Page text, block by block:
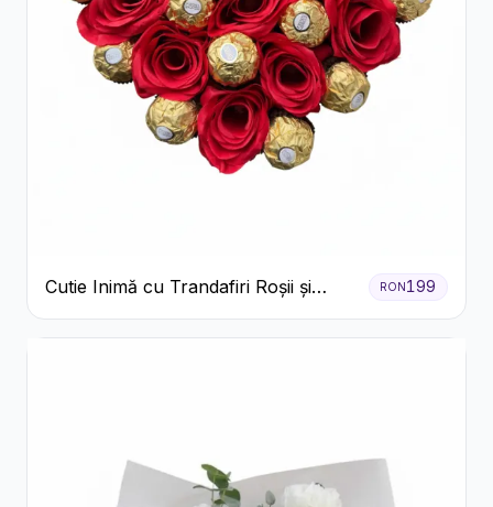
Cutie Inimă cu Trandafiri Roșii și
Ferrero Rocher
RON199